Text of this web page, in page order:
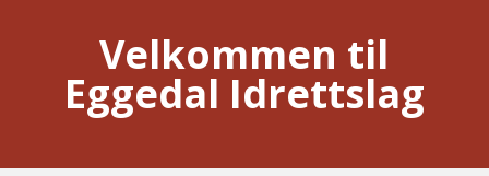
Velkommen til
Eggedal Idrettslag